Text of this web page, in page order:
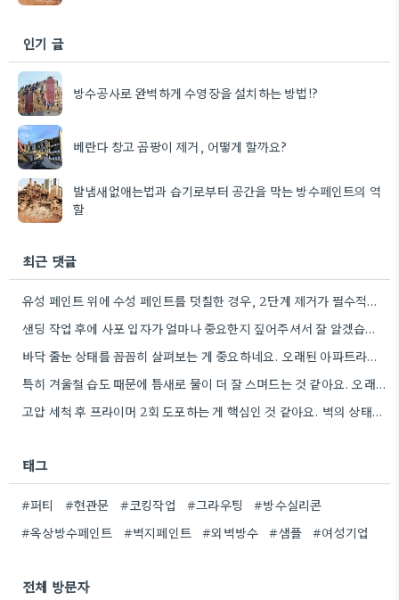
인기 글
방수공사로 완벽하게 수영장을 설치하는 방법!?
베란다 창고 곰팡이 제거, 어떻게 할까요?
발냄새없애는법과 습기로부터 공간을 막는 방수페인트의 역
할
최근 댓글
유성 페인트 위에 수성 페인트를 덧칠한 경우, 2단계 제거가 필수적이라는 점을 강조해야겠네요.
샌딩 작업 후에 사포 입자가 얼마나 중요한지 짚어주셔서 잘 알겠습니다. 특히 얇은 사포를 여러 번…
바닥 줄눈 상태를 꼼꼼히 살펴보는 게 중요하네요. 오래된 아파트라면 줄눈부터 망가지기 쉬울 것 같아요.
특히 겨울철 습도 때문에 틈새로 물이 더 잘 스며드는 것 같아요. 오래된 건물일수록 이런 부분에…
고압 세척 후 프라이머 2회 도포하는 게 핵심인 것 같아요. 벽의 상태에 따라 흡수율이 달라지니까,…
태그
#퍼티 #현관문 #코킹작업 #그라우팅
#방수실리콘
#옥상방수페인트
#벽지페인트 #외벽방수 #샘플 #여성기업
전체 방문자